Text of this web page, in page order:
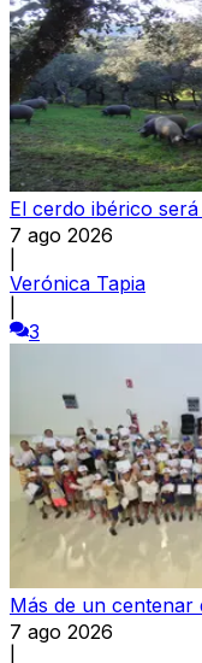
El cerdo ibérico
7 ago 2026
Verónica Tapia
3
Más de un
7 ago 2026